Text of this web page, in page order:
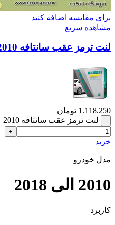
برای مقایسه اضافه کنید
مشاهده سریع
لنت ترمز عقب سانتافه 2010 – جهان لنت صادراتی
1.118.250 تومان
لنت ترمز عقب سانتافه 2010 – جهان لنت صادراتی عدد
خرید
مدل خودرو
2010 الی 2018
کاربرد